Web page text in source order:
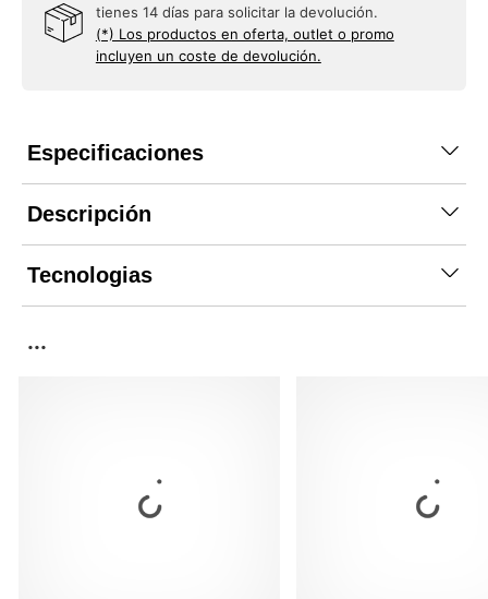
tienes 14 días para solicitar la devolución.
(*) Los productos en oferta, outlet o promo
incluyen un coste de devolución.
Especificaciones
Descripción
Tecnologias
...